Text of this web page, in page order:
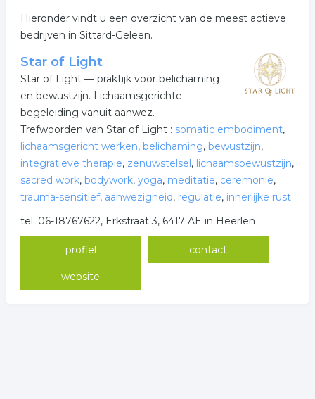
Hieronder vindt u een overzicht van de meest actieve
bedrijven in Sittard-Geleen.
Star of Light
Star of Light — praktijk voor belichaming
en bewustzijn. Lichaamsgerichte
begeleiding vanuit aanwez.
Trefwoorden van Star of Light : somatic embodiment,
lichaamsgericht werken, belichaming, bewustzijn,
integratieve therapie, zenuwstelsel, lichaamsbewustzijn,
sacred work, bodywork, yoga, meditatie, ceremonie,
trauma-sensitief, aanwezigheid, regulatie, innerlijke rust.
tel. 06-18767622, Erkstraat 3, 6417 AE in Heerlen
profiel contact
website